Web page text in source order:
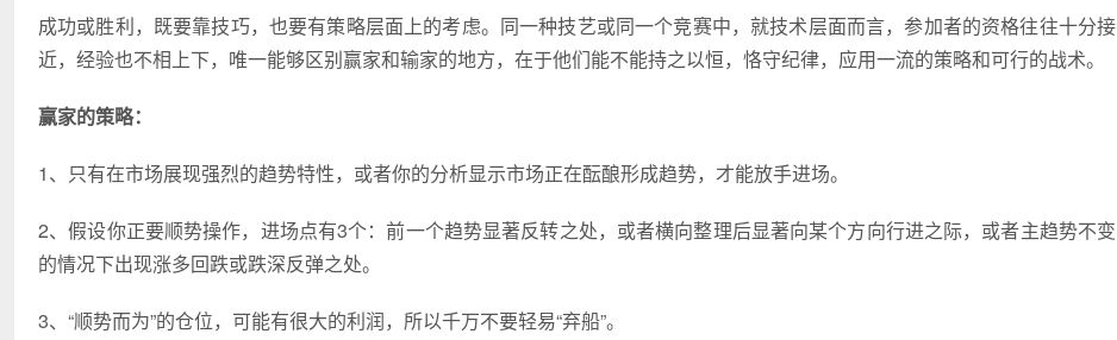
成功或胜利，既要靠技巧，也要有策略层面上的考虑。同一种技艺或同一个竞赛中，就技术层面而言，参加者的资格往往十分接
近，经验也不相上下，唯一能够区别赢家和输家的地方，在于他们能不能持之以恒，恪守纪律，应用一流的策略和可行的战术。
赢家的策略：
1、只有在市场展现强烈的趋势特性，或者你的分析显示市场正在酝酿形成趋势，才能放手进场。
2、假设你正要顺势操作，进场点有3个：前一个趋势显著反转之处，或者横向整理后显著向某个方向行进之际，或者主趋势不变
的情况下出现涨多回跌或跌深反弹之处。
3、“顺势而为”的仓位，可能有很大的利润，所以千万不要轻易“弃船”。